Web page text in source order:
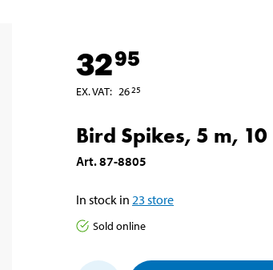
3295
EX. VAT: 2625
Bird Spikes, 5 m, 10
Art.87-8805
In stock in 23 store
Sold online